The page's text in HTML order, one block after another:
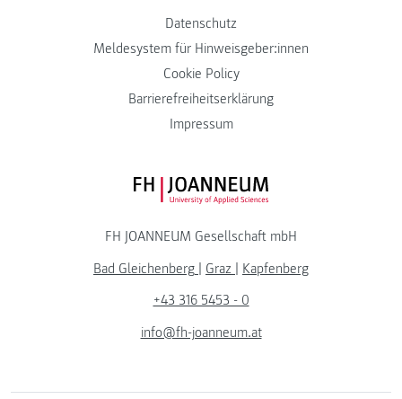
Datenschutz
Meldesystem für Hinweisgeber:innen
Cookie Policy
Barrierefreiheitserklärung
Impressum
FH JOANNEUM Logo
FH JOANNEUM Gesellschaft mbH
Bad Gleichenberg | Graz | Kapfenberg
+43 316 5453 - 0
info@fh-joanneum.at